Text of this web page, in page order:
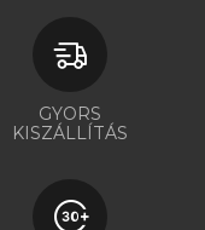
GYORS
KISZÁLLÍTÁS